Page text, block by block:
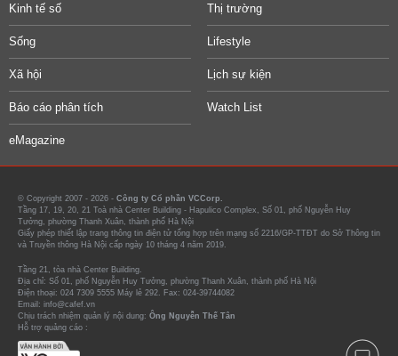
Kinh tế số Thị trường
Sống Lifestyle
Xã hội Lịch sự kiện
Báo cáo phân tích Watch List
eMagazine
© Copyright 2007 - 2026 - Công ty Cổ phần VCCorp.
Tầng 17, 19, 20, 21 Toà nhà Center Building - Hapulico Complex, Số 01, phố Nguyễn Huy
Tưởng, phường Thanh Xuân, thành phố Hà Nội
Giấy phép thiết lập trang thông tin điện tử tổng hợp trên mạng số 2216/GP-TTĐT do Sở Thông tin
và Truyền thông Hà Nội cấp ngày 10 tháng 4 năm 2019.
Tầng 21, tòa nhà Center Building.
Địa chỉ: Số 01, phố Nguyễn Huy Tưởng, phường Thanh Xuân, thành phố Hà Nội
Điện thoại: 024 7309 5555 Máy lẻ 292. Fax: 024-39744082
Email: info@cafef.vn
Chịu trách nhiệm quản lý nội dung: Ông Nguyễn Thế Tân
Hỗ trợ quảng cáo :